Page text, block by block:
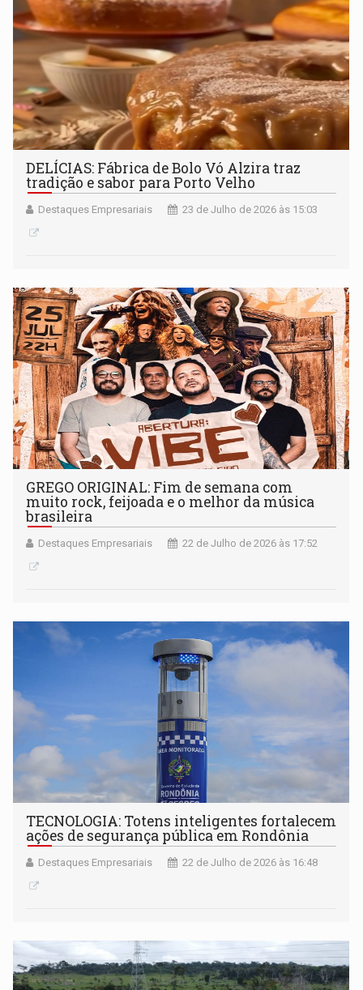
DELÍCIAS: Fábrica de Bolo Vó Alzira traz
tradição e sabor para Porto Velho
Destaques Empresariais 23 de Julho de 2026 às 15:03
GREGO ORIGINAL: Fim de semana com
muito rock, feijoada e o melhor da música
brasileira
Destaques Empresariais 22 de Julho de 2026 às 17:52
TECNOLOGIA: Totens inteligentes fortalecem
ações de segurança pública em Rondônia
Destaques Empresariais 22 de Julho de 2026 às 16:48